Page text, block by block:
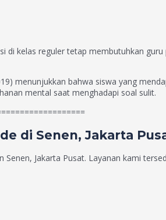
di kelas reguler tetap membutuhkan
menunjukkan bahwa siswa yang
mental saat menghadapi soal sulit.
di Senen, Jakarta
Senen, Jakarta Pusat. Layanan kami